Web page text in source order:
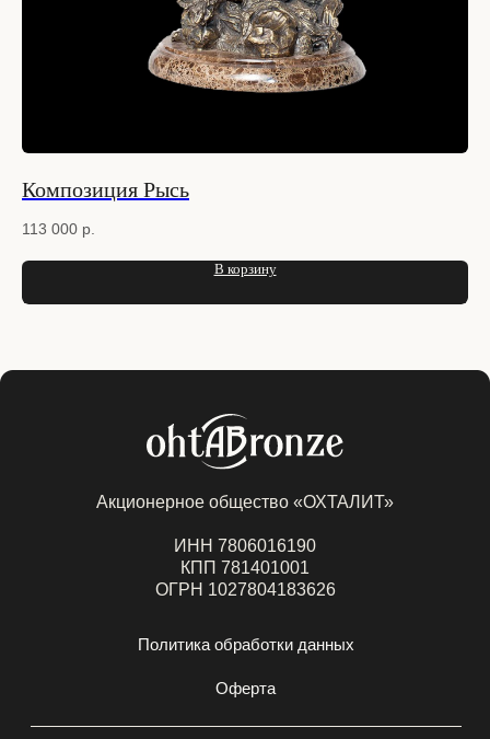
Композиция Рысь
113 000 р.
В корзину
Акционерное общество «ОХТАЛИТ»
ИНН 7806016190
КПП 781401001
ОГРН 1027804183626
Оферта
Политика обработки данных